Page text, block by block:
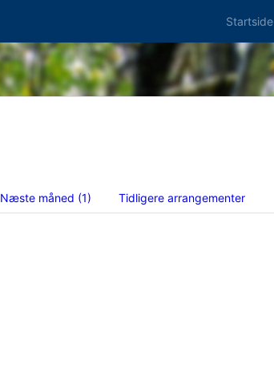
Startside
Næste måned (1) Tidligere arrangementer